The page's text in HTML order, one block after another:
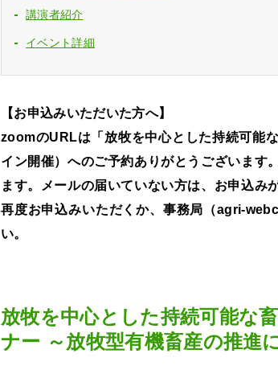
講演者紹介
イベント詳細
【お申込みいただいた方へ】
zoomのURLは「放牧を中心とした持続可能
イン開催）へのご予約ありがとうございます
ます。メールの届いていない方は、お申込み
再度お申込みいただくか、事務局（agri-
い。
放牧を中心とした持続可能な
ナー ～放牧型有機畜産の推進